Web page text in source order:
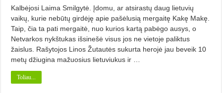
Kalbėjosi Laima Smilgytė. Įdomu, ar atsirastų daug lietuvių
vaikų, kurie nebūtų girdėję apie pašėlusią mergaitę Kakę Makę.
Taip, čia ta pati mergaitė, nuo kurios kartą pabėgo ausys, o
Netvarkos nykštukas išsinešė visus jos ne vietoje paliktus
žaislus. Rašytojos Linos Žutautės sukurta herojė jau beveik 10
metų džiugina mažuosius lietuviukus ir …
Toliau...